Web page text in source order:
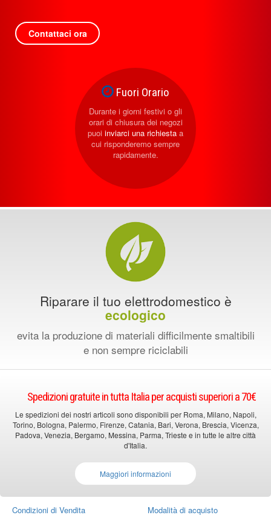
Contattaci ora
Fuori Orario
Durante i giorni festivi o gli
orari di chiusura dei negozi
puoi inviarci una richiesta a
cui risponderemo sempre
rapidamente.
Riparare il tuo elettrodomestico è
ecologico
evita la produzione di materiali difficilmente smaltibili
e non sempre riciclabili
Spedizioni gratuite in tutta Italia per acquisti superiori a 70€
Le spedizioni dei nostri articoli sono disponibili per Roma, Milano, Napoli,
Torino, Bologna, Palermo, Firenze, Catania, Bari, Verona, Brescia, Vicenza,
Padova, Venezia, Bergamo, Messina, Parma, Trieste e in tutte le altre città
d'Italia.
Maggiori informazioni
Condizioni di Vendita Modalità di acquisto